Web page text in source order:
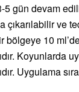
5 gün devam
çıkarılabilir ve
bölgeye 10
Koyunlarda
Uygulama